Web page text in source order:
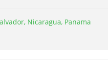
Nicaragua, Panama